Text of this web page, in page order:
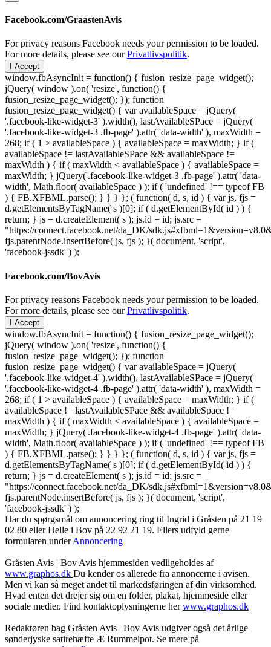
Facebook.com/GraastenAvis
For privacy reasons Facebook needs your permission to be loaded.
For more details, please see ourPrivatlivspolitik.
I Accept
window.fbAsyncInit = function() { fusion_resize_page_widget();
jQuery( window ).on( 'resize', function() {
fusion_resize_page_widget(); }); function
fusion_resize_page_widget() { var availableSpace = jQuery(
'.facebook-like-widget-3' ).width(), lastAvailableSPace = jQuery(
'.facebook-like-widget-3 .fb-page' ).attr( 'data-width' ), maxWidth =
268; if ( 1 > availableSpace ) { availableSpace = maxWidth; } if (
availableSpace != lastAvailableSPace && availableSpace !=
maxWidth ) { if ( maxWidth < availableSpace ) { availableSpace =
maxWidth; } jQuery('.facebook-like-widget-3 .fb-page' ).attr( 'data-
width', Math.floor( availableSpace ) ); if ( 'undefined' !== typeof FB
) { FB.XFBML.parse(); } } } }; ( function( d, s, id ) { var js, fjs =
d.getElementsByTagName( s )[0]; if ( d.getElementById( id ) ) {
return; } js = d.createElement( s ); js.id = id; js.src =
"https://connect.facebook.net/da_DK/
fjs.parentNode.insertBefore( js, fjs ); }( document, 'script',
'facebook-jssdk' ) );
Facebook.com/BovAvis
For privacy reasons Facebook needs your permission to be loaded.
For more details, please see ourPrivatlivspolitik.
I Accept
window.fbAsyncInit = function() { fusion_resize_page_widget();
jQuery( window ).on( 'resize', function() {
fusion_resize_page_widget(); }); function
fusion_resize_page_widget() { var availableSpace = jQuery(
'.facebook-like-widget-4' ).width(), lastAvailableSPace = jQuery(
'.facebook-like-widget-4 .fb-page' ).attr( 'data-width' ), maxWidth =
268; if ( 1 > availableSpace ) { availableSpace = maxWidth; } if (
availableSpace != lastAvailableSPace && availableSpace !=
maxWidth ) { if ( maxWidth < availableSpace ) { availableSpace =
maxWidth; } jQuery('.facebook-like-widget-4 .fb-page' ).attr( 'data-
width', Math.floor( availableSpace ) ); if ( 'undefined' !== typeof FB
) { FB.XFBML.parse(); } } } }; ( function( d, s, id ) { var js, fjs =
d.getElementsByTagName( s )[0]; if ( d.getElementById( id ) ) {
return; } js = d.createElement( s ); js.id = id; js.src =
"https://connect.facebook.net/da_DK/
fjs.parentNode.insertBefore( js, fjs ); }( document, 'script',
'facebook-jssdk' ) );
Har du spørgsmål om annoncering ring til Ingrid i Gråsten på 21 19
02 80 ‬eller Helle i Bov på 22 92 21 19‬. Ellers udfyld gerne
formularen underAnnoncering
Gråsten Avis | Bov Avis hjemmesiden vedligeholdes af
www.graphos.dk Du kender os allerede fra annoncerne i avisen.
Men vi kan så meget andet til markedsføringen af din virksomhed.
Hvad enten det drejer sig om en folder, plakat, hjemmeside eller
sociale medier. Find kontaktoplysningerne herwww.graphos.dk
Redaktøren bag Gråsten Avis | Bov Avis udgiver også det årlige
sønderjyske satirehæfte Æ Rummelpot. Se mere på